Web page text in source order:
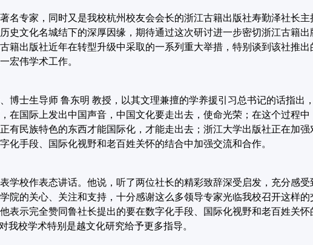
名专家，同时又是我校杭州校友会会长的浙江古籍出版社寿勤泽社长
史文化名城结下的深厚因缘，期待通过这次研讨进一步密切浙江古籍
籍出版社近年在转型升级中采取的一系列重大举措，特别谈到该社推
宏伟学术工作。
博士生导师 鲁东明 教授，以其文理兼擅的学养援引习总书记的话指出
在国际上发出中国声音，中国文化要走出去，使命光荣；在这个过程
有民族特色的东西才能国际化，才能走出去；浙江大学出版社正在加
化手段、国际化视野和老百姓关怀的结合中加强交流和合作。
学校作表态讲话。他说，听了两位社长的精彩致辞深受启发，充分感
院的关心、关注和支持，十分感谢这么多领导专家光临我校召开这样
表示完全赞同鲁社长提出的要在数字化手段、国际化视野和老百姓关
我校学术特别是越文化研究给予更多指导。